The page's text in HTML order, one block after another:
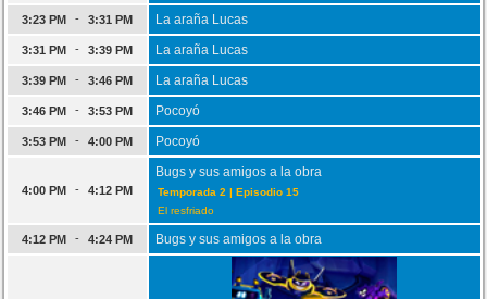
3:23 PM - 3:31 PM La araña Lucas
3:31 PM - 3:39 PM La araña Lucas
3:39 PM - 3:46 PM La araña Lucas
3:46 PM - 3:53 PM Pocoyó
3:53 PM - 4:00 PM Pocoyó
4:00 PM - 4:12 PM
Bugs y sus amigos a la obra
Temporada 2 | Episodio 15
El resfriado
4:12 PM - 4:24 PM Bugs y sus amigos a la obra